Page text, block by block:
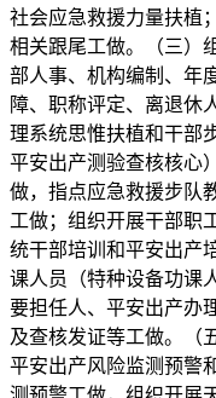
社会应急救援力量扶植
相关跟尾工做。（三）
部人事、机构编制、年
障、职称评定、离退休
理系统思惟扶植和干部
平安出产测验查核核心
做，指点应急救援步队
工做；组织开展干部职
统干部培训和平安出产
课人员（特种设备功课
要担任人、平安出产办
及查核发证等工做。（
平安出产风险监测预警